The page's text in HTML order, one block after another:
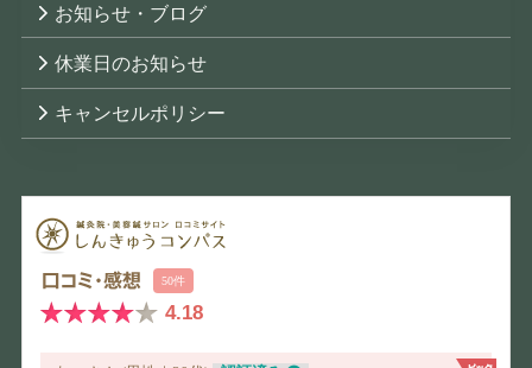
お知らせ・ブログ
休業日のお知らせ
キャンセルポリシー